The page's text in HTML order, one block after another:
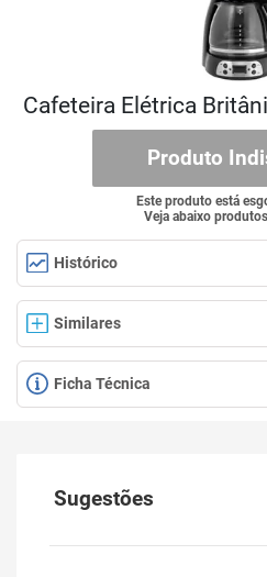
Cafeteira Elétrica
Produto
Este produto está
Veja abaixo
Histórico
Similares
Ficha Técnica
Sugestões